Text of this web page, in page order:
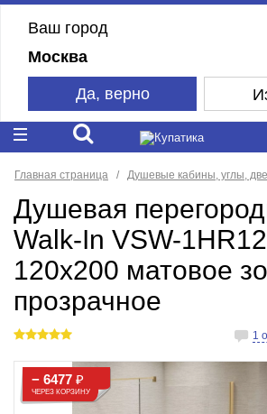
Ваш город
Москва
Да, верно
Главная страница Душевые кабины, углы,
Душевая
Walk-In VSW-
120x200 матовое
прозрачное
1
− 6477₽
ЧЕРЕЗ КОРЗИНУ